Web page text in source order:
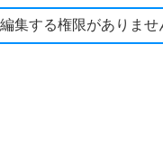
編集する権限がありませ